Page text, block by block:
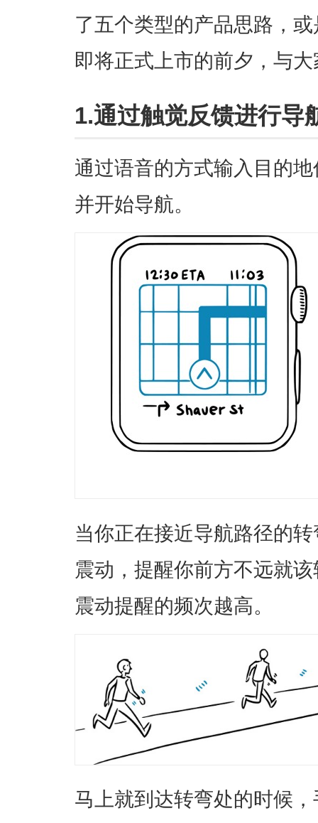
了五个类型的产品思路，
即将正式上市的前夕，与
1.通过触觉反馈进行导
通过语音的方式输入目的
并开始导航。
当你正在接近导航路径的
震动，提醒你前方不远就
震动提醒的频次越高。
马上就到达转弯处的时候